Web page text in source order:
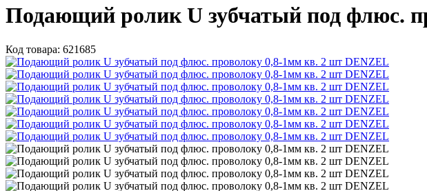
Подающий ролик U зубчатый под флюс.
Код товара: 621685